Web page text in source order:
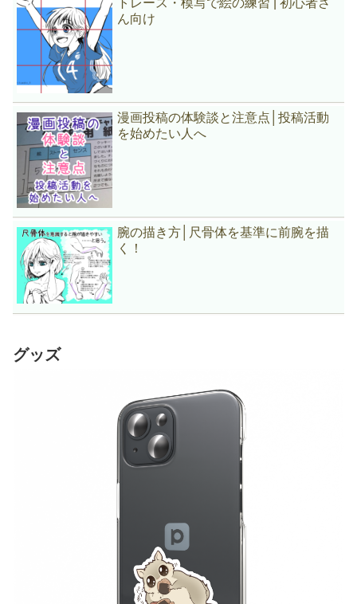
ん向け
漫画投稿の体験談と注意点│投稿活動
を始めたい人へ
腕の描き方│尺骨体を基準に前腕を描
く！
グッズ